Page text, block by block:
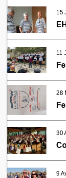
15
11
28
30
9